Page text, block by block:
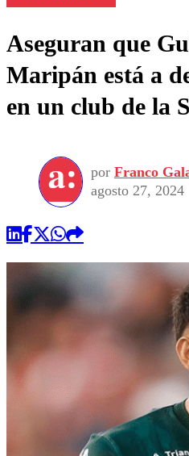
Aseguran que
Maripán está a
en un club de la
por Franco
agosto 27, 2024